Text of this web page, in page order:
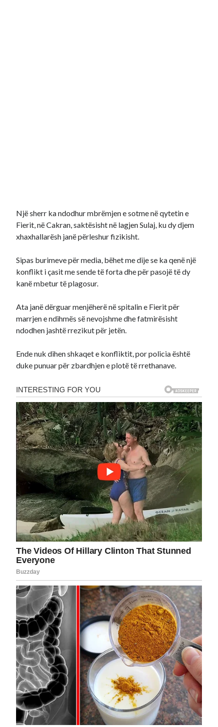
Një sherr ka ndodhur mbrëmjen e sotme në qytetin e
Fierit, në Cakran, saktësisht në lagjen Sulaj, ku dy djem
xhaxhallarësh janë përleshur fizikisht.
Sipas burimeve për media, bëhet me dije se ka qenë një
konflikt i çasit me sende të forta dhe për pasojë të dy
kanë mbetur të plagosur.
Ata janë dërguar menjëherë në spitalin e Fierit për
marrjen e ndihmës së nevojshme dhe fatmirësisht
ndodhen jashtë rrezikut për jetën.
Ende nuk dihen shkaqet e konfliktit, por policia është
duke punuar për zbardhjen e plotë të rrethanave.